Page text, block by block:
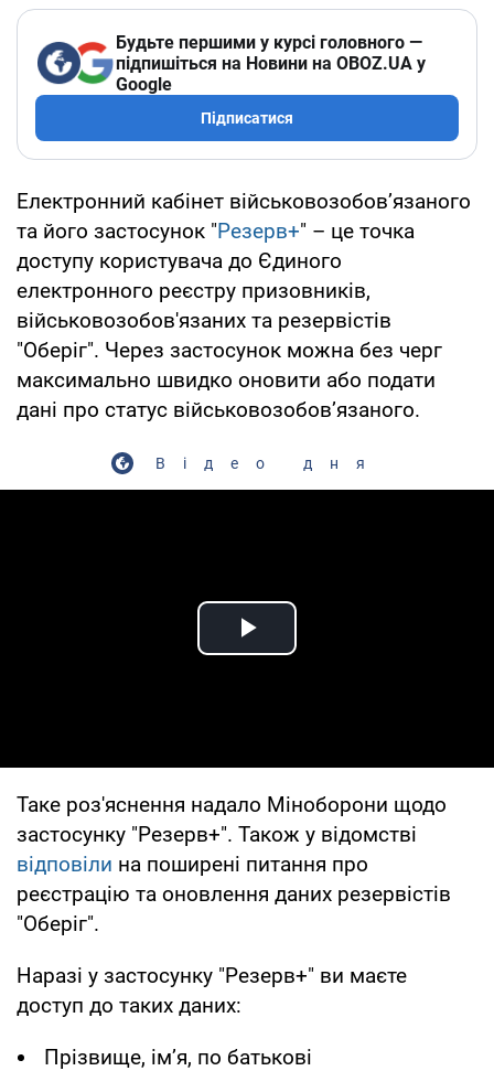
Будьте першими у курсі головного —
підпишіться на Новини на OBOZ.UA у
Google
Підписатися
Електронний кабінет військовозобов’язаного
та його застосунок "Резерв+" – це точка
доступу користувача до Єдиного
електронного реєстру призовників,
військовозобов'язаних та резервістів
"Оберіг". Через застосунок можна без черг
максимально швидко оновити або подати
дані про статус військовозобов’язаного.
Відео дня
Play Video
Таке роз'яснення надало Міноборони щодо
застосунку "Резерв+". Також у відомстві
відповіли на поширені питання про
реєстрацію та оновлення даних резервістів
"Оберіг".
Наразі у застосунку "Резерв+" ви маєте
доступ до таких даних:
Прізвище, ім’я, по батькові